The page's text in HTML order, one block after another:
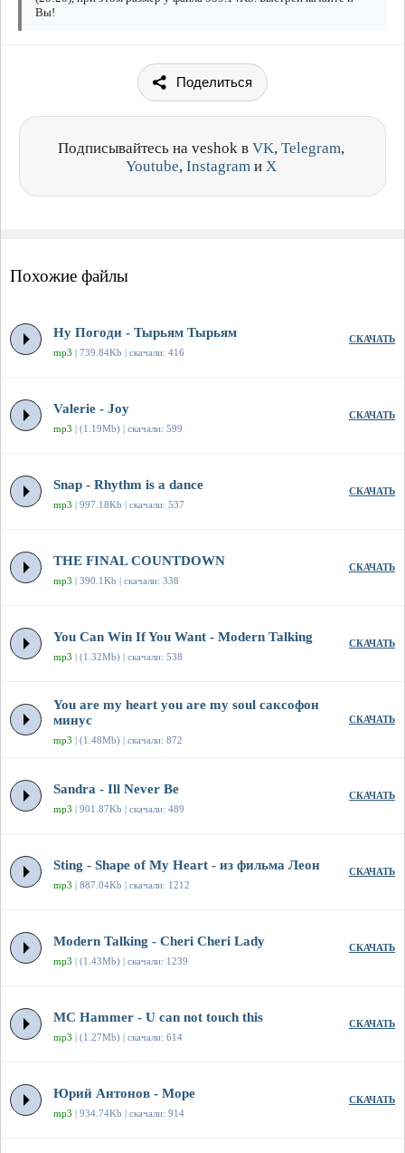
Вы!
Поделиться
Подписывайтесь на veshok в VK, Telegram,
Youtube, Instagram и X
Похожие файлы
Ну Погоди - Тырьям Тырьям
mp3 | 739.84Kb | скачали: 416
СКАЧАТЬ
Valerie - Joy
mp3 | (1.19Mb) | скачали: 599
СКАЧАТЬ
Snap - Rhythm is a dance
mp3 | 997.18Kb | скачали: 537
СКАЧАТЬ
THE FINAL COUNTDOWN
mp3 | 390.1Kb | скачали: 338
СКАЧАТЬ
You Can Win If You Want - Modern Talking
mp3 | (1.32Mb) | скачали: 538
СКАЧАТЬ
You are my heart you are my soul саксофон
минус
mp3 | (1.48Mb) | скачали: 872
СКАЧАТЬ
Sandra - Ill Never Be
mp3 | 901.87Kb | скачали: 489
СКАЧАТЬ
Sting - Shape of My Heart - из фильма Леон
mp3 | 887.04Kb | скачали: 1212
СКАЧАТЬ
Modern Talking - Cheri Cheri Lady
mp3 | (1.43Mb) | скачали: 1239
СКАЧАТЬ
MC Hammer - U can not touch this
mp3 | (1.27Mb) | скачали: 614
СКАЧАТЬ
Юрий Антонов - Море
mp3 | 934.74Kb | скачали: 914
СКАЧАТЬ